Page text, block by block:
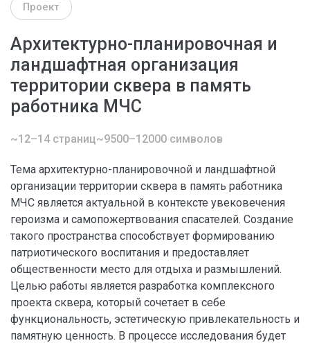
Проект
Архитектурно-планировочная и
ландшафтная организация
территории сквера в память
работника МЧС
~12–14 страниц~9500–12000 символов
Тема архитектурно-планировочной и ландшафтной
организации территории сквера в память работника
МЧС является актуальной в контексте увековечения
героизма и самопожертвования спасателей. Создание
такого пространства способствует формированию
патриотического воспитания и предоставляет
общественности место для отдыха и размышлений.
Целью работы является разработка комплексного
проекта сквера, который сочетает в себе
функциональность, эстетическую привлекательность и
памятную ценность. В процессе исследования будет